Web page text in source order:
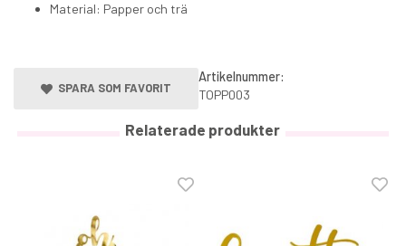
Material: Papper och trä
SPARA SOM FAVORIT
Artikelnummer:
TOPP003
Relaterade produkter